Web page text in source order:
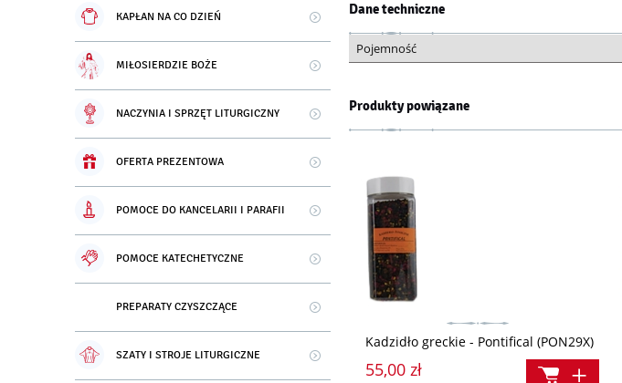
KAPŁAN NA CO DZIEŃ
MIŁOSIERDZIE BOŻE
NACZYNIA I SPRZĘT LITURGICZNY
OFERTA PREZENTOWA
POMOCE DO KANCELARII I PARAFII
POMOCE KATECHETYCZNE
PREPARATY CZYSZCZĄCE
SZATY I STROJE LITURGICZNE
Dane techniczne
Pojemność
Produkty powiązane
Kadzidło greckie - Pontifical (PON29X)
55,00 zł